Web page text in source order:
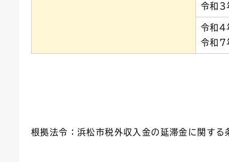
令和
令和4
令和
根拠法令：浜松市税外収入金の延滞金に関する